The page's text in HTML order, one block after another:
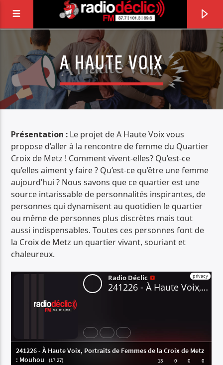
RADIO DÉCLIC
VOTRE RADIO ASSOCIATIVE EN TERRES DE
LORRAINE
PISTE ACTUELLE
THE BEAT GOES ON
Radio Déclic
A HAUTE VOIX
Présentation : Le projet de A Haute Voix vous
propose d’aller à la rencontre de femme du Quartier
Croix de Metz ! Comment vivent-elles? Qu’est-ce
qu’elles aiment y faire ? Qu’est-ce qu’être une femme
aujourd’hui ? Nous savons que ce quartier est une
source intarissable de personnalités inspirantes, de
personnes qui dynamisent au quotidien le quartier
ou même de personnes plus discrètes mais tout
aussi indispensables. Toutes ces personnes font de
la Croix de Metz un quartier vivant, souriant et
chaleureux.